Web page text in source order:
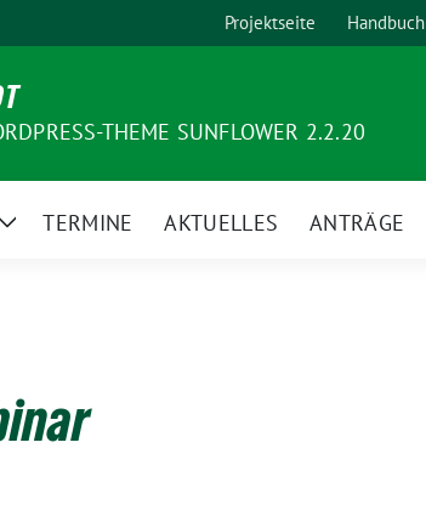
Projektseite Handbuch
THEME SUNFLOWER 2.2.20
ZeigeTERMINE AKTUELLES ANTRÄGE